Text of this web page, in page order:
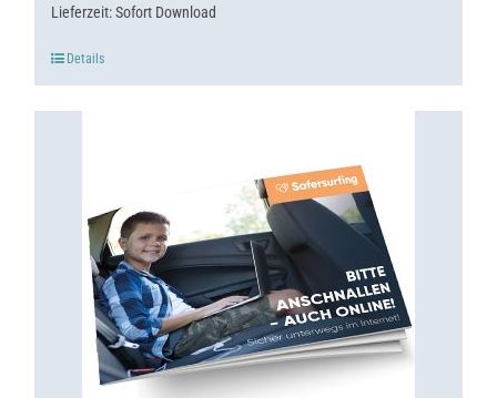
Lieferzeit:Sofort Download
Details